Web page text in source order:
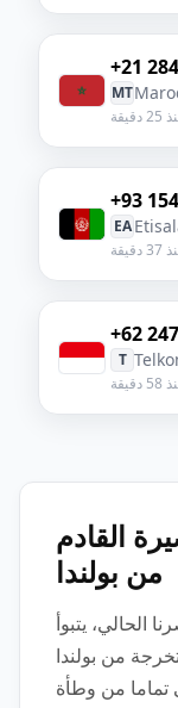
+21
MT
+93
EA
+62
T
القادم
من بولندا
الحالي، يتبوأ
من بولندا
تماما من وطأة